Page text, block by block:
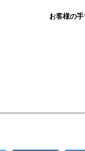
お客様の